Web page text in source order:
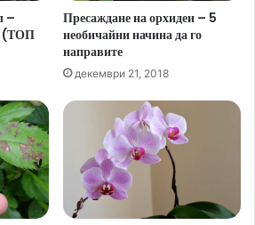
–
(ТОП
Пресаждане на орхидеи – 5
необичайни начина да го
направите
декември 21, 2018